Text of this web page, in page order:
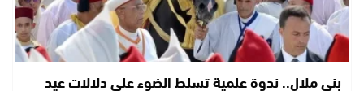
بني ملال.. ندوة علمية تسلط الضوء على دلالات عيد